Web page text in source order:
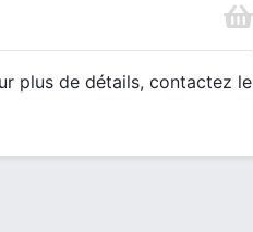
plus de détails, contactez le